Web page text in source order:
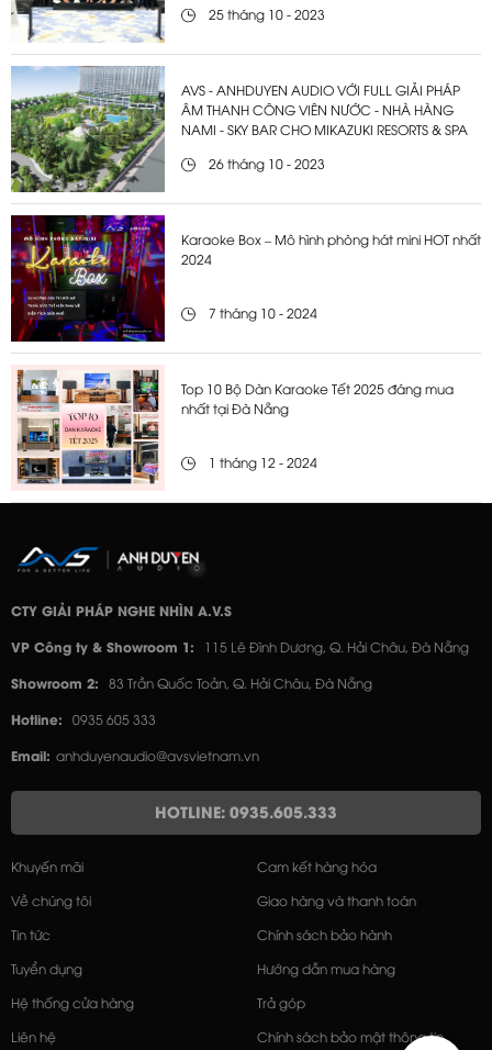
25 tháng 10 - 2023
AVS - ANHDUYEN AUDIO VỚI FULL GIẢI PHÁP
ÂM THANH CÔNG VIÊN NƯỚC - NHÀ HÀNG
NAMI - SKY BAR CHO MIKAZUKI RESORTS & SPA
26 tháng 10 - 2023
Karaoke Box – Mô hình phòng hát mini HOT nhất
2024
7 tháng 10 - 2024
Top 10 Bộ Dàn Karaoke Tết 2025 đáng mua
nhất tại Đà Nẵng
1 tháng 12 - 2024
CTY GIẢI PHÁP NGHE NHÌN A.V.S
VP Công ty & Showroom 1: 115 Lê Đình Dương, Q. Hải Châu, Đà Nẵng
Showroom 2: 83 Trần Quốc Toản, Q. Hải Châu, Đà Nẵng
Hotline: 0935 605 333
Email: anhduyenaudio@avsvietnam.vn
HOTLINE: 0935.605.333
Khuyến mãi
Về chúng tôi
Tin tức
Tuyển dụng
Hệ thống cửa hàng
Liên hệ
Cam kết hàng hóa
Giao hàng và thanh toán
Chính sách bảo hành
Hướng dẫn mua hàng
Trả góp
Chính sách bảo mật thông tin